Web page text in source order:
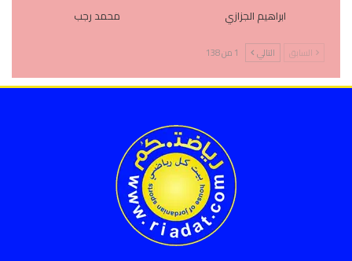
ابراهيم الجزازي محمد رجب
السابق التالي 1 من 138